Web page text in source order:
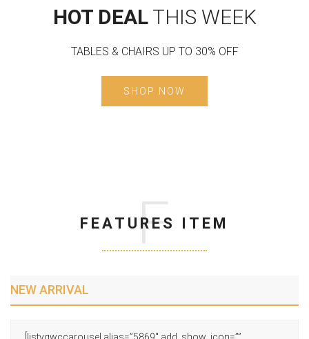
HOT DEALTHIS WEEK
TABLES & CHAIRS UP TO 30% OFF
SHOP NOW
FEATURES ITEM
F
NEW ARRIVAL